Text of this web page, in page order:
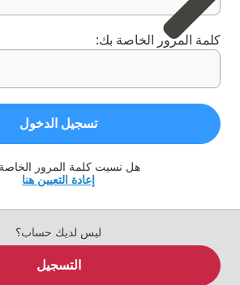
كلمة المرور الخاصة بك:
تسجيل الدخول
هل نسيت كلمة المرور
إعادة التعيين هنا
ليس لديك حساب؟
التسجيل